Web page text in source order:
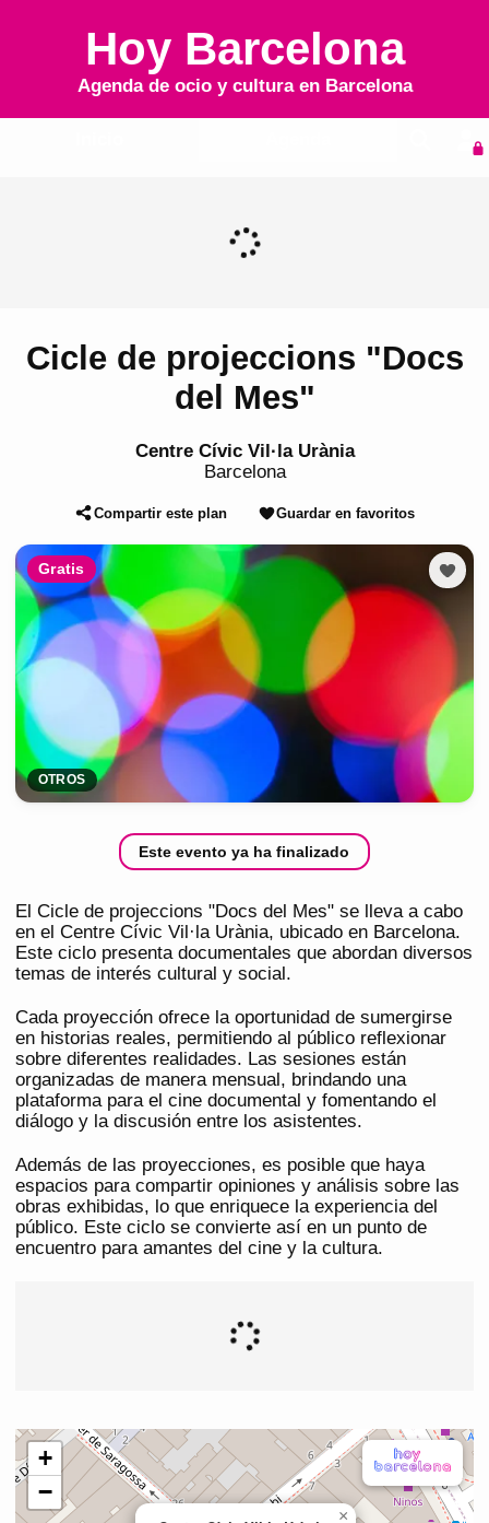
Hoy Barcelona
Agenda de ocio y cultura en Barcelona
Cicle de projeccions "Docs
del Mes"
Centre Cívic Vil·la Urània
Barcelona
Compartir este plan Guardar en favoritos
Gratis
OTROS
Este evento ya ha finalizado
El Cicle de projeccions "Docs del Mes" se lleva a cabo
en el Centre Cívic Vil·la Urània, ubicado en Barcelona.
Este ciclo presenta documentales que abordan diversos
temas de interés cultural y social.
Cada proyección ofrece la oportunidad de sumergirse
en historias reales, permitiendo al público reflexionar
sobre diferentes realidades. Las sesiones están
organizadas de manera mensual, brindando una
plataforma para el cine documental y fomentando el
diálogo y la discusión entre los asistentes.
Además de las proyecciones, es posible que haya
espacios para compartir opiniones y análisis sobre las
obras exhibidas, lo que enriquece la experiencia del
público. Este ciclo se convierte así en un punto de
encuentro para amantes del cine y la cultura.